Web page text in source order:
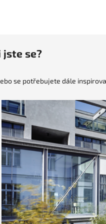
jste se?
se potřebujete dále